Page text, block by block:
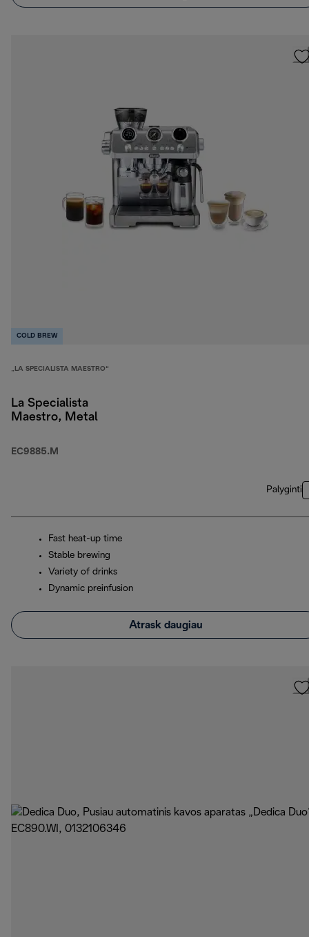
COLD BREW
„LA SPECIALISTA MAESTRO“
La Specialista
Maestro, Metal
EC9885.M
Palyginti
Fast heat-up time
Stable brewing
Variety of drinks
Dynamic preinfusion
Atrask daugiau